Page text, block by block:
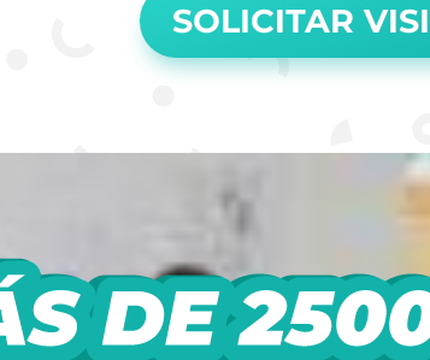
SOLICITAR